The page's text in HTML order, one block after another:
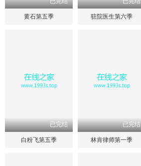
黄石第五季 驻院医生第六季
已完结
白粉飞第五季
已完结
林肯律师第一季